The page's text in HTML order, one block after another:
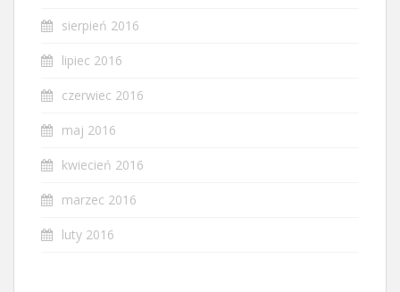
sierpień 2016
lipiec 2016
czerwiec 2016
maj 2016
kwiecień 2016
marzec 2016
luty 2016